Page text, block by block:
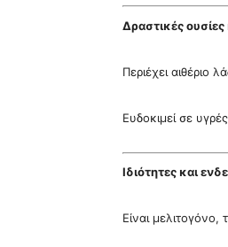
Δραστικές
Περιέχει αιθέριο
Ευδοκιμεί σε
Ιδιότητες και
Είναι μελιτογόνο,